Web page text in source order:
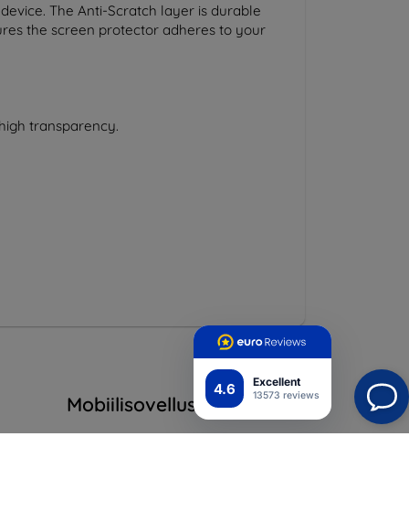
4.6 Excellent
13573 reviews
The Anti-Scratch layer is durable
the screen protector adheres to your
transparency.
Mobiilisovellus